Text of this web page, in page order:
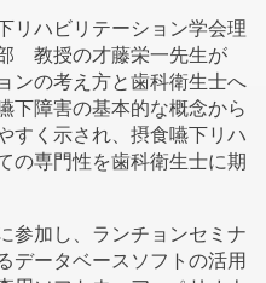
リハビリテーション学会理
教授の才藤栄一先生が
ンの考え方と歯科衛生士へ
下障害の基本的な概念から
すく示され、摂食嚥下リハ
の専門性を歯科衛生士に期
参加し、ランチョンセミナ
データベースソフトの活用